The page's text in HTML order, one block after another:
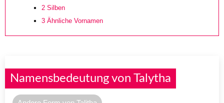
2 Silben
3 Ähnliche Vornamen
Namensbedeutung von Talytha